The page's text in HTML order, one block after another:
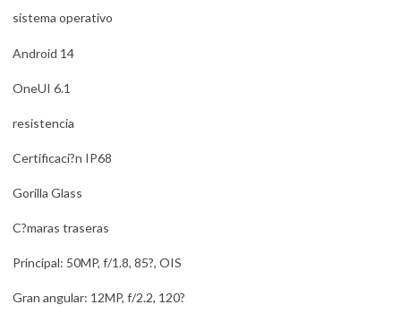
sistema operativo
Android 14
OneUI 6.1
resistencia
Certificaci?n IP68
Gorilla Glass
C?maras traseras
Principal: 50MP, f/1.8, 85?, OIS
Gran angular: 12MP, f/2.2, 120?